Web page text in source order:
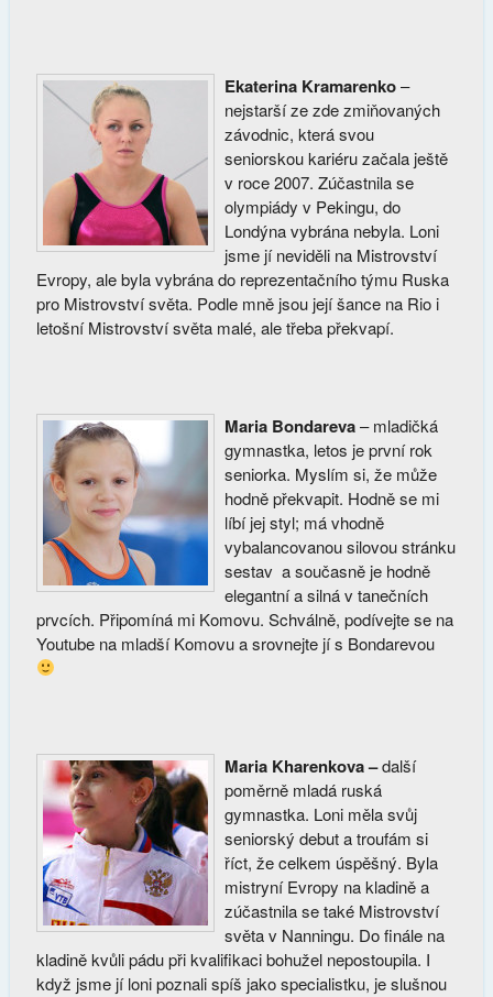
Ekaterina Kramarenko–
nejstarší ze zde zmiňovaných
závodnic, která svou
seniorskou kariéru začala ještě
v roce 2007. Zúčastnila se
olympiády v Pekingu, do
Londýna vybrána nebyla. Loni
jsme jí neviděli na Mistrovství
Evropy, ale byla vybrána do reprezentačního týmu Ruska
pro Mistrovství světa. Podle mně jsou její šance na Rio i
letošní Mistrovství světa malé, ale třeba překvapí.
Maria Bondareva– mladičká
gymnastka, letos je první rok
seniorka. Myslím si, že může
hodně překvapit. Hodně se mi
líbí jej styl; má vhodně
vybalancovanou silovou stránku
sestav a současně je hodně
elegantní a silná v tanečních
prvcích. Připomíná mi Komovu. Schválně, podívejte se na
Youtube na mladší Komovu a srovnejte jí s Bondarevou
Maria Kharenkova –další
poměrně mladá ruská
gymnastka. Loni měla svůj
seniorský debut a troufám si
říct, že celkem úspěšný. Byla
mistryní Evropy na kladině a
zúčastnila se také Mistrovství
světa v Nanningu. Do finále na
kladině kvůli pádu při kvalifikaci bohužel nepostoupila. I
když jsme jí loni poznali spíš jako specialistku, je slušnou